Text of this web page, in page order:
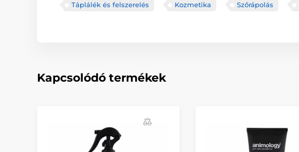
Táplálék és felszerelés Kozmetika Szőrápolás
Kapcsolódó termékek